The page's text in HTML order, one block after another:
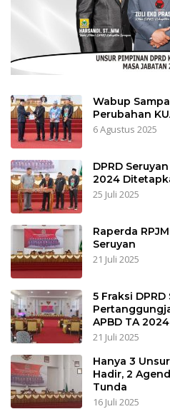
Wabup
Perubahan
6 Agustus 2025
DPRD
2024
25 Juli 2025
Raperda
Seruyan
21 Juli 2025
5 Fraksi
APBD TA 2024
21 Juli 2025
Hanya 3
Hadir, 2
Tunda
16 Juli 2025